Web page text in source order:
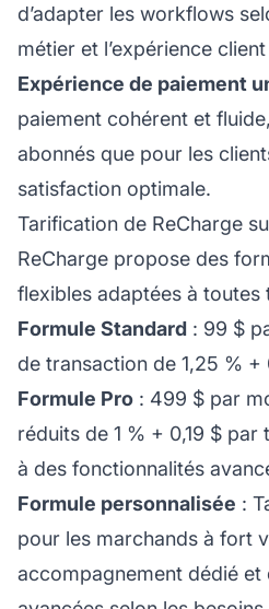
d’adapter les workflows
métier et l’expérience
Expérience de paiement
paiement cohérent et
abonnés que pour les
satisfaction optimale.
Tarification de ReCharge
ReCharge propose des
flexibles adaptées à toutes
Formule Standard : 99 $
de transaction de 1,25 % +
Formule Pro : 499 $ par
réduits de 1 % + 0,19 $ par
à des fonctionnalités
Formule personnalisée :
pour les marchands à fort
accompagnement dédié et